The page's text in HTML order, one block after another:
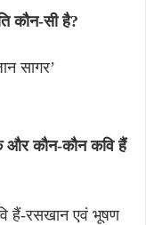
कौन-सी है?
सागर’
के और कौन-कौन कवि हैं
हैं-रसखान एवं भूषण